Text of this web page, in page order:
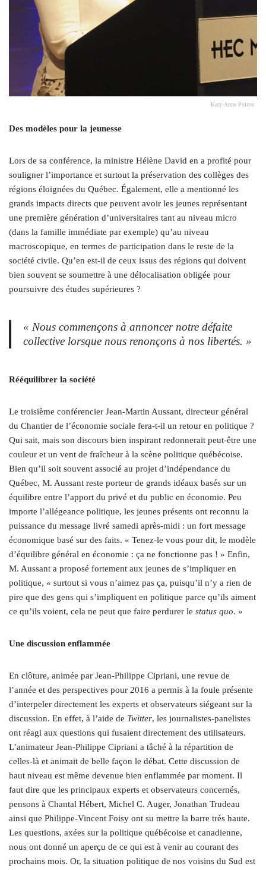
Kary-Anne Poirier
Des modèles pour la jeunesse
Lors de sa conférence, la ministre Hélène David en a profité pour
souligner l’importance et surtout la préservation des collèges des
régions éloignées du Québec. Également, elle a mentionné les
grands impacts directs que peuvent avoir les jeunes représentant
une première génération d’universitaires tant au niveau micro
(dans la famille immédiate par exemple) qu’au niveau
macroscopique, en termes de participation dans le reste de la
société civile. Qu’en est-il de ceux issus des régions qui doivent
bien souvent se soumettre à une délocalisation obligée pour
poursuivre des études supérieures ?
« Nous commençons à annoncer notre défaite
collective lorsque nous renonçons à nos libertés. »
Rééquilibrer la société
Le troisième conférencier Jean-Martin Aussant, directeur général
du Chantier de l’économie sociale fera-t-il un retour en politique ?
Qui sait, mais son discours bien inspirant redonnerait peut-être une
couleur et un vent de fraîcheur à la scène politique québécoise.
Bien qu’il soit souvent associé au projet d’indépendance du
Québec, M. Aussant reste porteur de grands idéaux basés sur un
équilibre entre l’apport du privé et du public en économie. Peu
importe l’allégeance politique, les jeunes présents ont reconnu la
puissance du message livré samedi après-midi : un fort message
économique basé sur des faits. « Tenez-le vous pour dit, le modèle
d’équilibre général en économie : ça ne fonctionne pas ! » Enfin,
M. Aussant a proposé fortement aux jeunes de s’impliquer en
politique, « surtout si vous n’aimez pas ça, puisqu’il n’y a rien de
pire que des gens qui s’impliquent en politique parce qu’ils aiment
ce qu’ils voient, cela ne peut que faire perdurer le status quo. »
Une discussion enflammée
En clôture, animée par Jean-Philippe Cipriani, une revue de
l’année et des perspectives pour 2016 a permis à la foule présente
d’interpeler directement les experts et observateurs siégeant sur la
discussion. En effet, à l’aide de Twitter, les journalistes-panelistes
ont réagi aux questions qui fusaient directement des utilisateurs.
L’animateur Jean-Philippe Cipriani a tâché à la répartition de
celles-là et animait de belle façon le débat. Cette discussion de
haut niveau est même devenue bien enflammée par moment. Il
faut dire que les principaux experts et observateurs concernés,
pensons à Chantal Hébert, Michel C. Auger, Jonathan Trudeau
ainsi que Philippe-Vincent Foisy ont su mettre la barre très haute.
Les questions, axées sur la politique québécoise et canadienne,
nous ont donné un aperçu de ce qui est à venir au courant des
prochains mois. Or, la situation politique de nos voisins du Sud est